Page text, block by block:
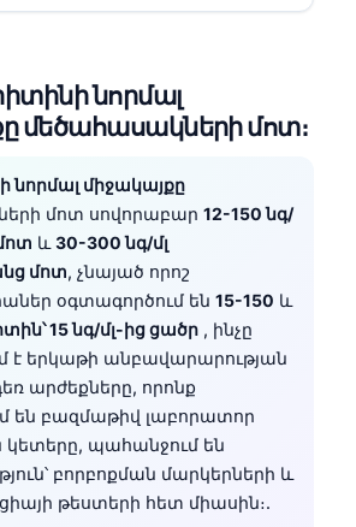
նորմալ
մեծահասակների մոտ։
նորմալ միջակայքը
մոտ սովորաբար 12-150 նգ/
և 30-300 նգ/մլ
մոտ, չնայած որոշ
օգտագործում են 15-150 և
15 նգ/մլ-ից ցածր , ինչը
է երկաթի անբավարարության
արժեքները, որոնք
են բազմաթիվ լաբորատոր
կետերը, պահանջում են
բորբոքման մարկերների և
թեստերի հետ միասին։.